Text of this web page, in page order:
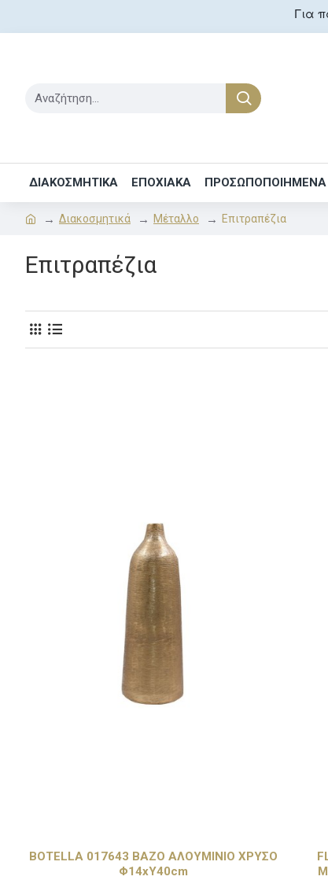
Για
ΔΙΑΚΟΣΜΗΤΙΚΑ ΕΠΟΧΙΑΚΑ ΠΡΟΣΩΠΟΠΟΙΗΜΕΝΑ
Διακοσμητικά Μέταλλο Επιτραπέζια
Επιτραπέζια
BOTELLA 017643 ΒΑΖΟ ΑΛΟΥΜΙΝΙΟ ΧΡΥΣΟ
Φ14xΥ40cm